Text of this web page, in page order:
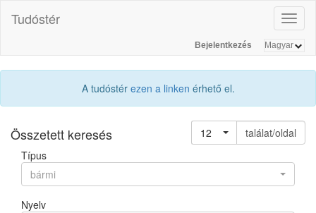
Tudóstér
Bejelentkezés
A tudóstér ezen a linken érhető el.
Összetett keresés 12
találat/oldal
Típus
bármi
Nyelv